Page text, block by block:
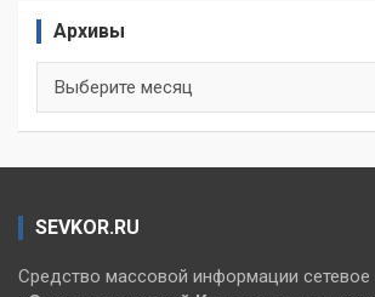
Архивы
SEVKOR.RU
Средство массовой информации сетевое